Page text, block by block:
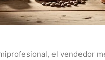
el vendedor